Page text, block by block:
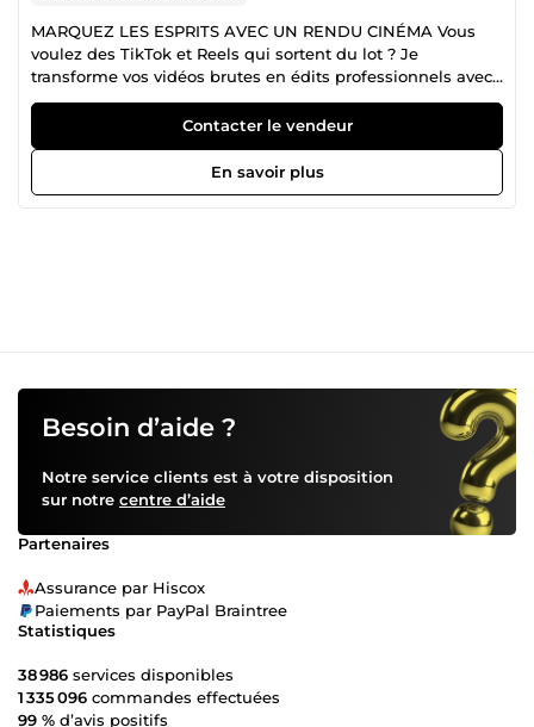
MARQUEZ LES ESPRITS AVEC UN RENDU CINÉMA Vous
voulez des TikTok et Reels qui sortent du lot ? Je
transforme vos vidéos brutes en édits professionnels avec
un rendu cinématique et immersif. Mon offre de base à 15
€ : • Montage dynamique d'une vidéo (jusqu'à 15s). •
Synchronisation parfaite sur le rythme de la musique. •
Exportation en Haute Définition. Mes options &quot;Prix
Lancement&quot; (Moins cher que la moyenne) : • Pack
Contacter le vendeur
En savoir plus
Besoin d’aide ?
Notre service clients est à votre disposition
sur notre centre d’aide
Partenaires
Assurance par Hiscox
Paiements par PayPal Braintree
Statistiques
38 986 services disponibles
1 335 096 commandes effectuées
99 % d’avis positifs